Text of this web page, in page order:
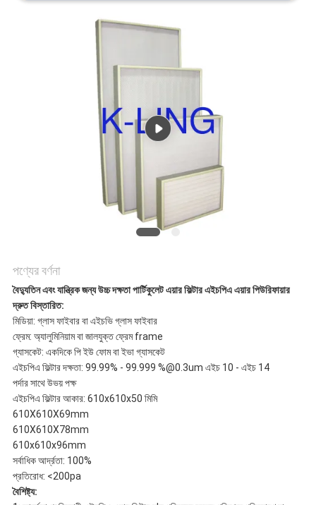
পণ্যের বর্ণনা
বৈদ্যুতিন এবং যান্ত্রিক জন্য উচ্চ দক্ষতা পার্টিকুলেট এয়ার ফিল্টার এইচপিএ এয়ার পিউরিফায়ার
দ্রুত বিস্তারিত:
মিডিয়া: গ্লাস ফাইবার বা এইচভি গ্লাস ফাইবার
ফ্রেম: অ্যালুমিনিয়াম বা জালযুক্ত ফ্রেম frame
গ্যাসকেট: একদিকে পি ইউ ফোম বা ইভা গ্যাসকেট
এইচপিএ ফিল্টার দক্ষতা: 99.99% - 99.999 %@0.3um এইচ 10 - এইচ 14
পর্দার সাথে উভয় পক্ষ
এইচপিএ ফিল্টার আকার: 610x610x50 মিমি
610X610X69mm
610X610X78mm
610x610x96mm
সর্বাধিক আর্দ্রতা: 100%
প্রতিরোধ: <200pa
বৈশিষ্ট্য: